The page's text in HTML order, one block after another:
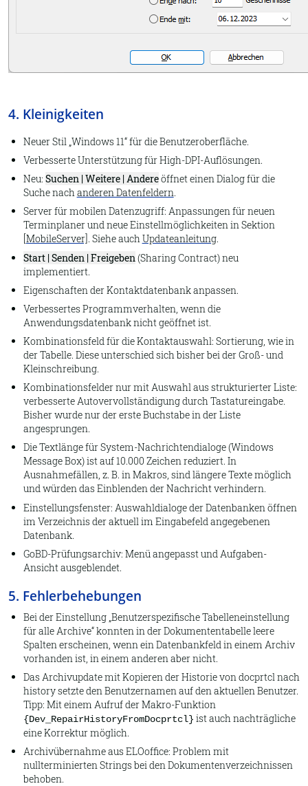
4. Kleinigkeiten
Neuer Stil „Windows 11“ für die Benutzeroberfläche.
Verbesserte Unterstützung für High-DPI-Auflösungen.
Neu: Suchen | Weitere | Andereöffnet einen Dialog für die
Suche nachanderen Datenfeldern.
Server für mobilen Datenzugriff: Anpassungen für neuen
Terminplaner und neue Einstellmöglichkeiten in Sektion
[MobileServer] . Siehe auchUpdateanleitung.
Start | Senden | Freigeben (Sharing Contract) neu
implementiert.
Eigenschaften der Kontaktdatenbank anpassen.
Verbessertes Programmverhalten, wenn die
Anwendungsdatenbank nicht geöffnet ist.
Kombinationsfeld für die Kontaktauswahl: Sortierung, wie in
der Tabelle. Diese unterschied sich bisher bei der Groß- und
Kleinschreibung.
Kombinationsfelder nur mit Auswahl aus strukturierter Liste:
verbesserte Autovervollständigung durch Tastatureingabe.
Bisher wurde nur der erste Buchstabe in der Liste
angesprungen.
Die Textlänge für System-Nachrichtendialoge (Windows
Message Box) ist auf 10.000 Zeichen reduziert. In
Ausnahmefällen, z. B. in Makros, sind längere Texte möglich
und würden das Einblenden der Nachricht verhindern.
Einstellungsfenster: Auswahldialoge der Datenbanken öffnen
im Verzeichnis der aktuell im Eingabefeld angegebenen
Datenbank.
GoBD-Prüfungsarchiv: Menü angepasst und Aufgaben-
Ansicht ausgeblendet.
5. Fehlerbehebungen
Bei der Einstellung „Benutzerspezifische Tabelleneinstellung
für alle Archive“ konnten in der Dokumententabelle leere
Spalten erscheinen, wenn ein Datenbankfeld in einem Archiv
vorhanden ist, in einem anderen aber nicht.
Das Archivupdate mit Kopieren der Historie von docprtcl nach
history setzte den Benutzernamen auf den aktuellen Benutzer.
Tipp: Mit einem Aufruf der Makro-Funktion
{Dev_RepairHistoryFromDocprtcl} ist auch nachträgliche
eine Korrektur möglich.
Archivübernahme aus ELOoffice: Problem mit
nullterminierten Strings bei den Dokumentenverzeichnissen
behoben.